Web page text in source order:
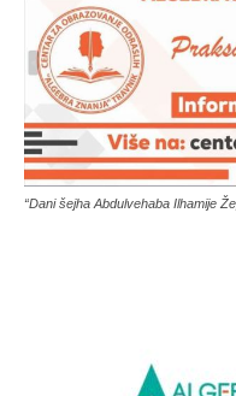
“Dani šejha Abdulvehaba Ilhamije